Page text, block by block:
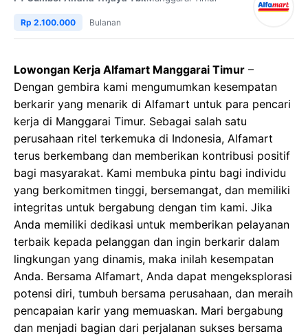
Rp 2.100.000 Bulanan
Lowongan Kerja Alfamart Manggarai Timur –
Dengan gembira kami mengumumkan kesempatan
berkarir yang menarik di Alfamart untuk para pencari
kerja di Manggarai Timur. Sebagai salah satu
perusahaan ritel terkemuka di Indonesia, Alfamart
terus berkembang dan memberikan kontribusi positif
bagi masyarakat. Kami membuka pintu bagi individu
yang berkomitmen tinggi, bersemangat, dan memiliki
integritas untuk bergabung dengan tim kami. Jika
Anda memiliki dedikasi untuk memberikan pelayanan
terbaik kepada pelanggan dan ingin berkarir dalam
lingkungan yang dinamis, maka inilah kesempatan
Anda. Bersama Alfamart, Anda dapat mengeksplorasi
potensi diri, tumbuh bersama perusahaan, dan meraih
pencapaian karir yang memuaskan. Mari bergabung
dan menjadi bagian dari perjalanan sukses bersama